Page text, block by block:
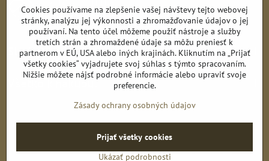
Sledujte nás:
Všetko k nákupu:
©2026Copyright
Predvoľby súkromiaZásady ochrany osobných údajov
Cookies používame na zlepšenie vašej návštevy tejto webovej
stránky, analýzu jej výkonnosti a zhromažďovanie údajov o jej
používaní. Na tento účel môžeme použiť nástroje a služby
tretích strán a zhromaždené údaje sa môžu preniesť k
partnerom v EÚ, USA alebo iných krajinách. Kliknutím na „Prijať
všetky cookies“ vyjadrujete svoj súhlas s týmto spracovaním.
Nižšie môžete nájsť podrobné informácie alebo upraviť svoje
preferencie.
Zásady ochrany osobných údajov
Ukázať podrobnosti
Prijať všetky cookies